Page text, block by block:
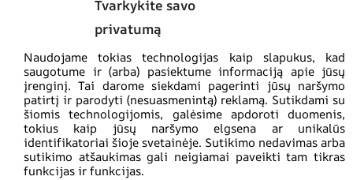
Tvarkykite savo
privatumą
Naudojame tokias technologijas kaip slapukus, kad
saugotume ir (arba) pasiektume informaciją apie jūsų
įrenginį. Tai darome siekdami pagerinti jūsų naršymo
patirtį ir parodyti (nesuasmenintą) reklamą. Sutikdami su
šiomis technologijomis, galėsime apdoroti duomenis,
tokius kaip jūsų naršymo elgsena ar unikalūs
identifikatoriai šioje svetainėje. Sutikimo nedavimas arba
sutikimo atšaukimas gali neigiamai paveikti tam tikras
funkcijas ir funkcijas.